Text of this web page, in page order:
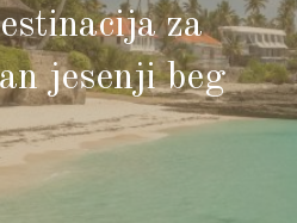
za
jesenji beg